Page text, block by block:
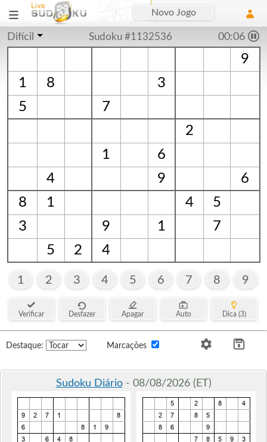
Novo Jogo
Difícil Sudoku #1132536 00:07
9
1
8
3
5
7
2
1
6
4
9
6
8
1 4
5
3
9 1
7
5
2 4
1 2 3 4 5 6 7 8 9
Verificar Desfazer Apagar Auto Dica (3)
Destaque: Marcações
Sudoku Diário- 08/08/2026 (ET)